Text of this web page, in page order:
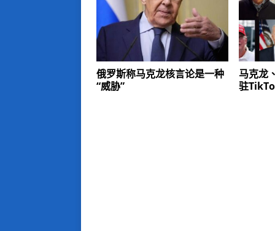
俄罗斯称马克龙核言论是一种
“威胁”
马克龙
驻